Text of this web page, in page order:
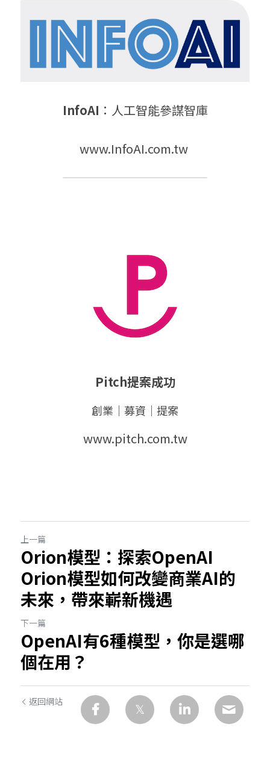
InfoAI ： 人工智能參謀智庫
www.InfoAI.com.tw
Pitch提案成功
創業｜募資｜提案
www.pitch.com.tw
上一篇
Orion模型：探索OpenAI
Orion模型如何改變商業AI的
未來，帶來嶄新機遇
下一篇
OpenAI有6種模型，你是選哪
個在用？
返回網站